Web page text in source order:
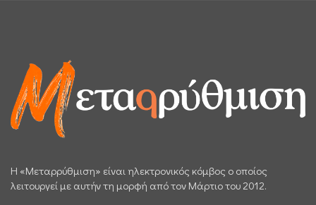
H «Μεταρρύθμιση» είναι ηλεκτρονικός κόμβος ο οποίος
λειτουργεί με αυτήν τη μορφή από τον Μάρτιο του 2012.